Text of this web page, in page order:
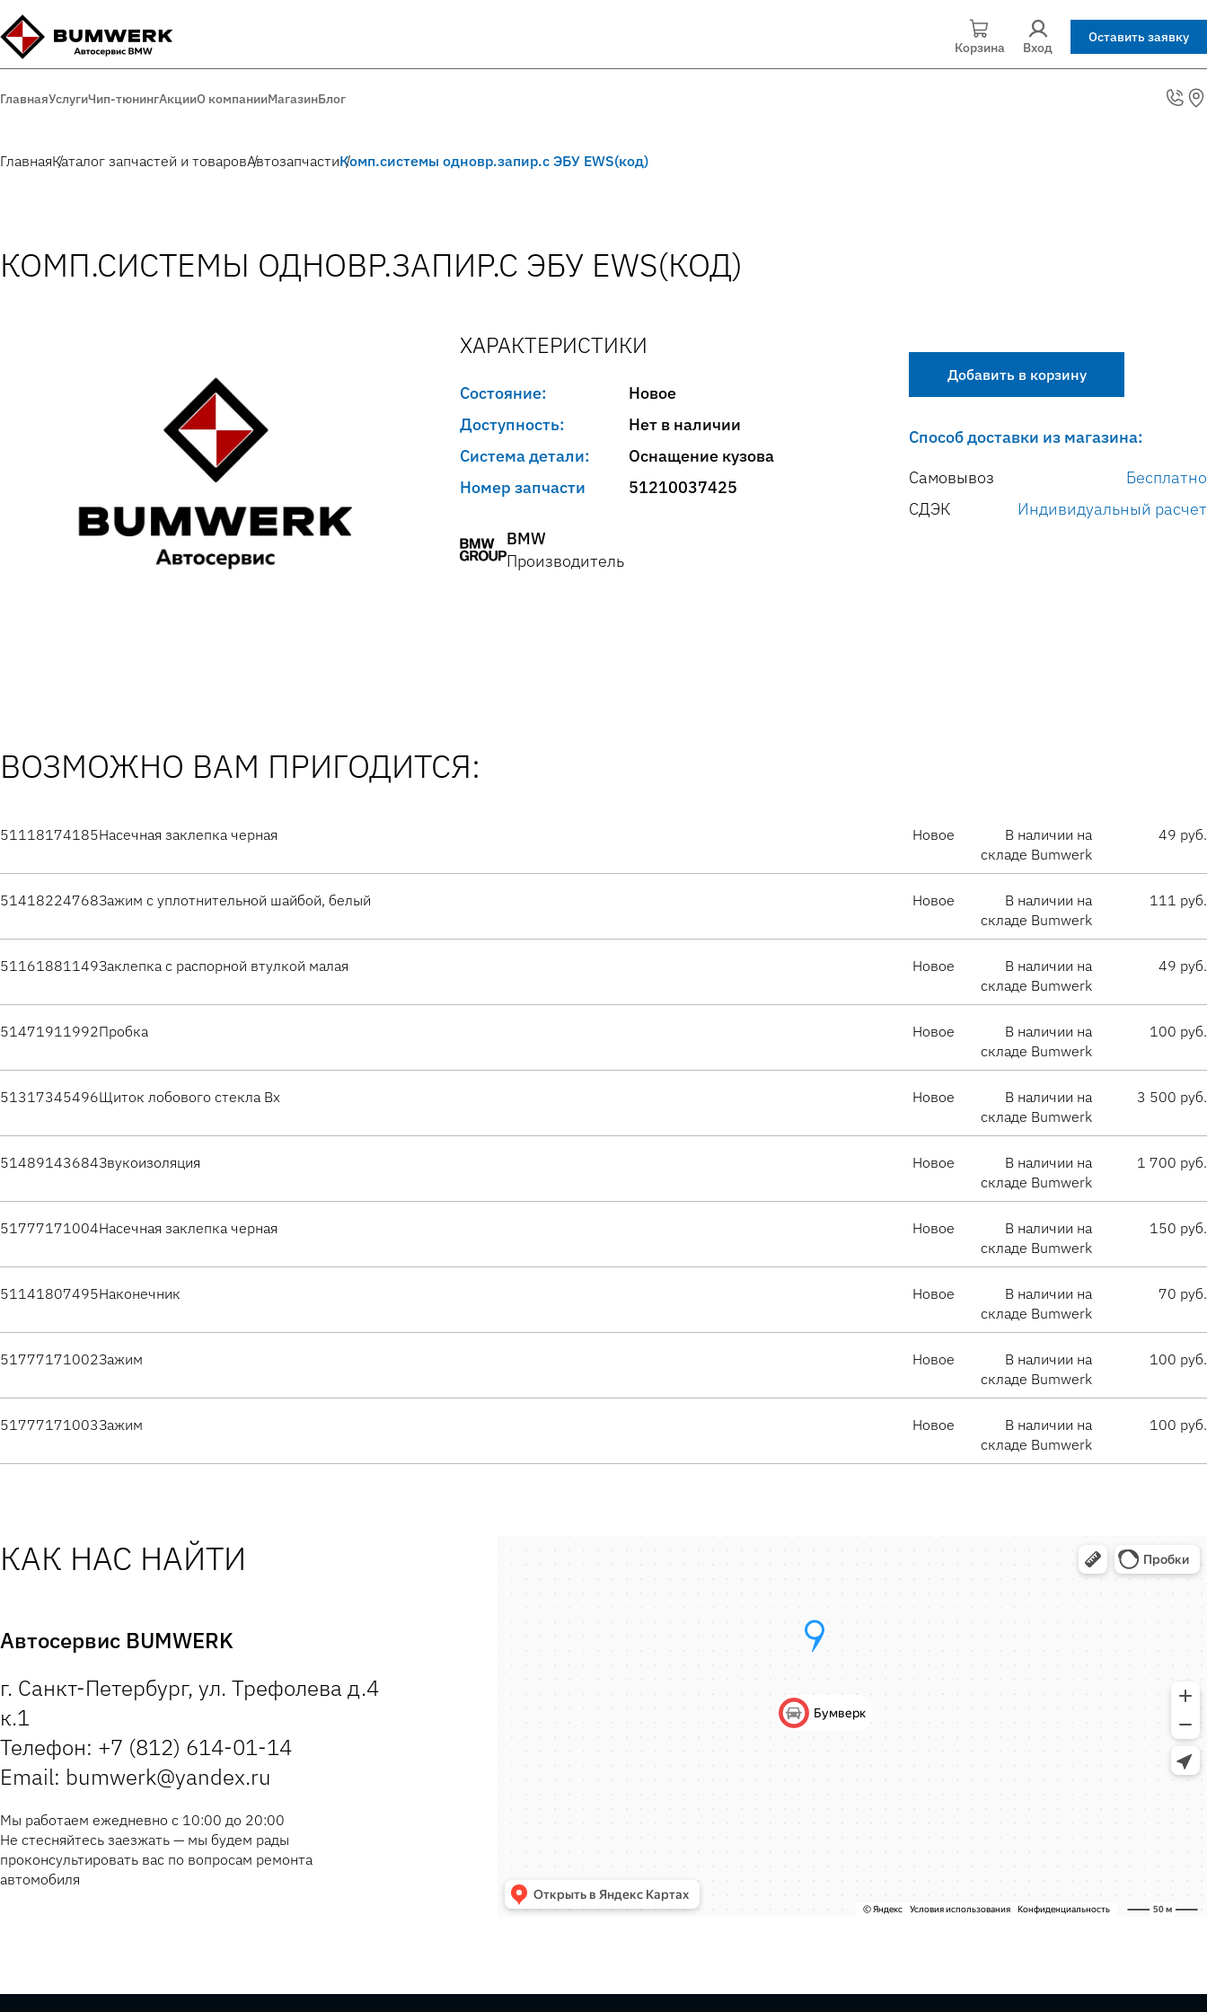
Корзина Вход
Оставить заявку
ГлавнаяУслугиЧип-тюнингАкцииО компанииМагазинБлог
ГлавнаяКаталог запчастей и товаровАвтозапчастиКомп.системы одновр.запир.с ЭБУ EWS(код)
КОМП.СИСТЕМЫ ОДНОВР.ЗАПИР.С ЭБУ EWS(КОД)
ХАРАКТЕРИСТИКИ
Состояние:
Новое
Доступность:
Нет в наличии
Система детали:
Оснащение кузова
Номер запчасти
51210037425
BMW
Производитель
Добавить в корзину
Способ доставки из магазина:
Самовывоз
Бесплатно
СДЭК
Индивидуальный расчет
ВОЗМОЖНО ВАМ ПРИГОДИТСЯ:
51118174185Насечная заклепка черная Новое
В наличии на
складе Bumwerk
49 руб.
51418224768Зажим с уплотнительной шайбой, белый Новое
В наличии на
складе Bumwerk
111 руб.
51161881149Заклепка с распорной втулкой малая Новое
В наличии на
складе Bumwerk
49 руб.
51471911992Пробка Новое
В наличии на
складе Bumwerk
100 руб.
51317345496Щиток лобового стекла Вх Новое
В наличии на
складе Bumwerk
3 500 руб.
51489143684Звукоизоляция Новое
В наличии на
складе Bumwerk
1 700 руб.
51777171004Насечная заклепка черная Новое
В наличии на
складе Bumwerk
150 руб.
51141807495Наконечник Новое
В наличии на
складе Bumwerk
70 руб.
51777171002Зажим Новое
В наличии на
складе Bumwerk
100 руб.
51777171003Зажим Новое
В наличии на
складе Bumwerk
100 руб.
КАК НАС НАЙТИ
Автосервис BUMWERK
г. Санкт-Петербург, ул. Трефолева д.4
к.1
Телефон: +7 (812) 614-01-14
Email: bumwerk@yandex.ru
Мы работаем ежедневно с 10:00 до 20:00
Не стесняйтесь заезжать — мы будем рады
проконсультировать вас по вопросам ремонта
автомобиля